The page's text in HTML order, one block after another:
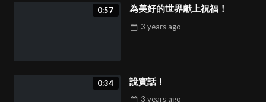
0:57 為美好的世界獻上祝福！
3 years ago
0:34 說實話！
3 years ago